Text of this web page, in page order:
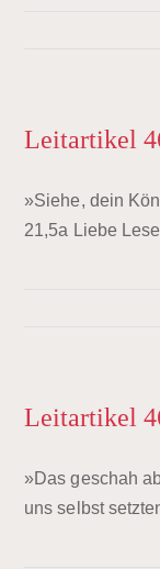
Leitartikel
»Siehe, dein
21,5a Liebe
Leitartikel
»Das geschah
uns selbst